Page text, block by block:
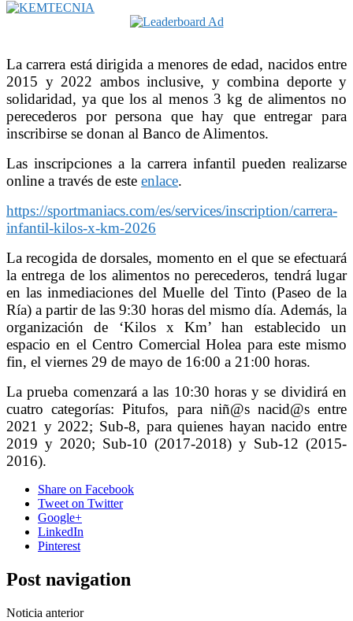
La carrera está dirigida a menores de edad, nacidos entre
2015 y 2022 ambos inclusive, y combina deporte y
solidaridad, ya que los al menos 3 kg de alimentos no
perecederos por persona que hay que entregar para
inscribirse se donan al Banco de Alimentos.
Las inscripciones a la carrera infantil pueden realizarse
online a través de este enlace.
https://sportmaniacs.com/es/services/inscription/carrera-
infantil-kilos-x-km-2026
La recogida de dorsales, momento en el que se efectuará
la entrega de los alimentos no perecederos, tendrá lugar
en las inmediaciones del Muelle del Tinto (Paseo de la
Ría) a partir de las 9:30 horas del mismo día. Además, la
organización de ‘Kilos x Km’ han establecido un
espacio en el Centro Comercial Holea para este mismo
fin, el viernes 29 de mayo de 16:00 a 21:00 horas.
La prueba comenzará a las 10:30 horas y se dividirá en
cuatro categorías: Pitufos, para niñ@s nacid@s entre
2021 y 2022; Sub-8, para quienes hayan nacido entre
2019 y 2020; Sub-10 (2017-2018) y Sub-12 (2015-
2016).
Share on Facebook
Tweet on Twitter
Google+
LinkedIn
Pinterest
Post navigation
Noticia anterior